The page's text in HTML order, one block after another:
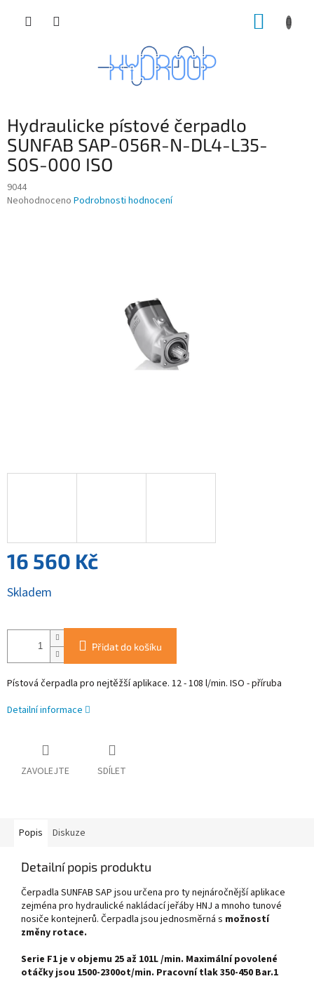
Hydraulicke pístové čerpadlo
SUNFAB SAP-056R-N-DL4-L35-
S0S-000 ISO
9044
Průměrné
Neohodnoceno Podrobnosti hodnocení
16 560 Kč
cena:
Skladem
Přidat do košíku
Pístová čerpadla pro nejtěžší aplikace. 12 - 108 l/min. ISO - příruba
Detailní informace
ZAVOLEJTE SDÍLET
Popis Diskuze
Detailní popis produktu
Čerpadla SUNFAB SAP jsou určena pro ty nejnáročnější aplikace
zejména pro hydraulické nakládací jeřáby HNJ a mnoho tunové
nosiče kontejnerů. Čerpadla jsou jednosměrná s možností
změny rotace.
Serie F1 je v objemu 25 až 101L /min. Maximální povolené
otáčky jsou 1500-2300ot/min. Pracovní tlak 350-450 Bar.1